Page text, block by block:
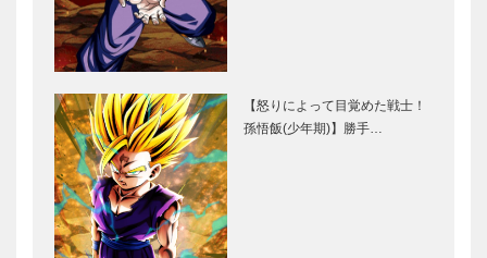
【怒りによって目覚めた戦士！
孫悟飯(少年期)】勝手…